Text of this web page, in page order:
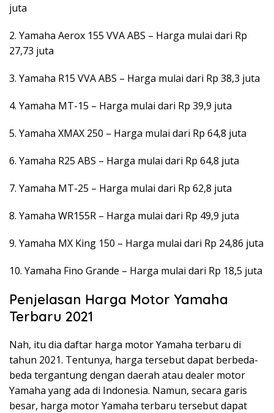
juta
2. Yamaha Aerox 155 VVA ABS – Harga mulai dari Rp
27,73 juta
3. Yamaha R15 VVA ABS – Harga mulai dari Rp 38,3 juta
4. Yamaha MT-15 – Harga mulai dari Rp 39,9 juta
5. Yamaha XMAX 250 – Harga mulai dari Rp 64,8 juta
6. Yamaha R25 ABS – Harga mulai dari Rp 64,8 juta
7. Yamaha MT-25 – Harga mulai dari Rp 62,8 juta
8. Yamaha WR155R – Harga mulai dari Rp 49,9 juta
9. Yamaha MX King 150 – Harga mulai dari Rp 24,86 juta
10. Yamaha Fino Grande – Harga mulai dari Rp 18,5 juta
Penjelasan Harga Motor Yamaha
Terbaru 2021
Nah, itu dia daftar harga motor Yamaha terbaru di
tahun 2021. Tentunya, harga tersebut dapat berbeda-
beda tergantung dengan daerah atau dealer motor
Yamaha yang ada di Indonesia. Namun, secara garis
besar, harga motor Yamaha terbaru tersebut dapat